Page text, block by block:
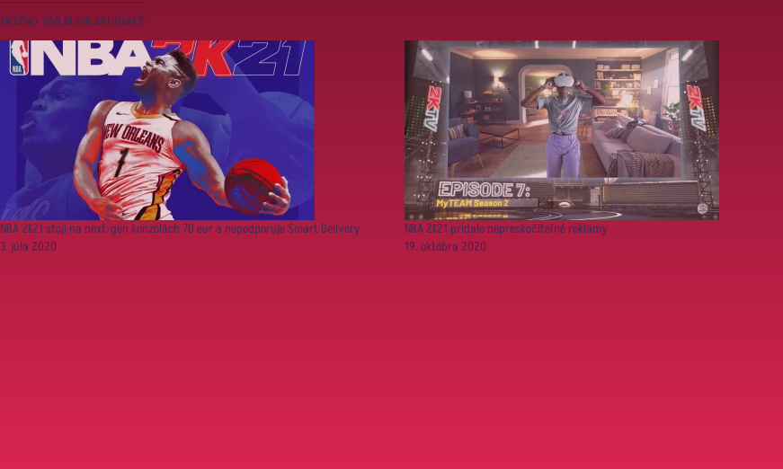
MOŽNO VÁS BUDE ZAUJÍMAŤ
NBA 2K21 stojí na next-gen konzolách 70 eur a nepodporuje Smart Delivery
3. júla 2020
NBA 2K21 pridalo nepreskočiteľné reklamy
19. októbra 2020